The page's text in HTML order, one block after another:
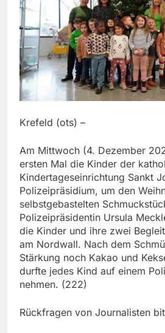
Krefeld (ots) –
Am Mittwoch (4. Dezember
ersten Mal die Kinder der
Kindertageseinrichtung Sankt
Polizeipräsidium, um den
selbstgebastelten
Polizeipräsidentin Ursula
die Kinder und ihre zwei
am Nordwall. Nach dem
Stärkung noch Kakao und
durfte jedes Kind auf einem
nehmen. (222)
Rückfragen von Journalisten